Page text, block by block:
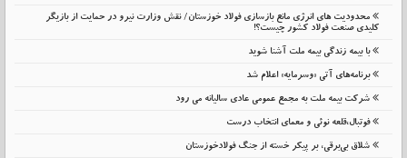
محدودیت های انرژی مانع بازسازی فولاد خوزستان/ نقش وزارت نیرو در حمایت از بازیگر
کلیدی صنعت فولاد کشور چیست؟!
با بیمه زندگی بیمه ملت آشنا شوید
برنامه‌های آتی «وسرمایه» اعلام شد
شرکت بیمه ملت به مجمع عمومی عادی سالیانه می رود
فوتبال،قلعه نوئی و معمای انتخاب درست
شلاق‌ بی‌برقی، بر پیکر خسته‌ از جنگ فولادخوزستان